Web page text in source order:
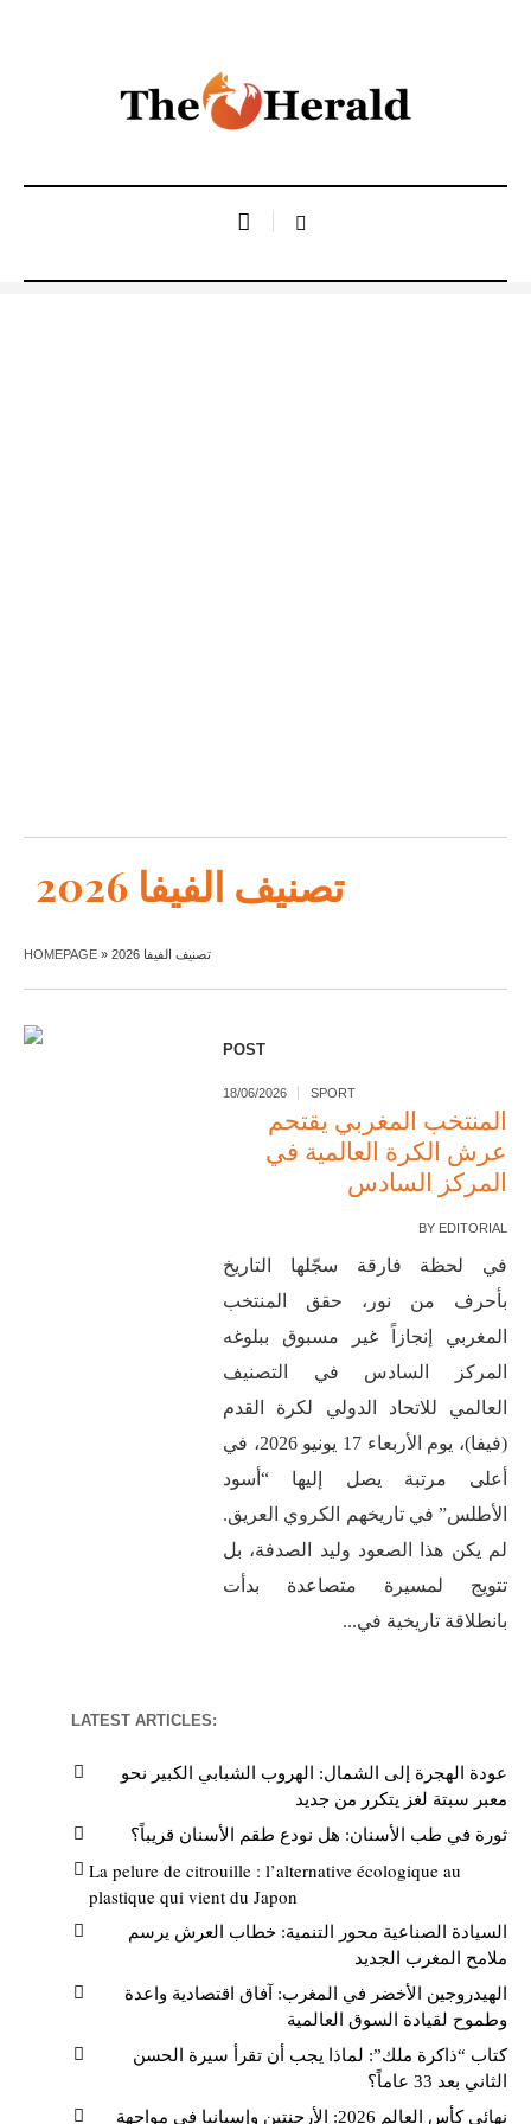
تصنيف الفيفا 2026
HOMEPAGE » تصنيف الفيفا 2026
POST
18/06/2026 SPORT
المنتخب المغربي يقتحم
عرش الكرة العالمية في
المركز السادس
BY EDITORIAL
في لحظة فارقة سجّلها التاريخ
بأحرف من نور، حقق المنتخب
المغربي إنجازاً غير مسبوق ببلوغه
المركز السادس في التصنيف
العالمي للاتحاد الدولي لكرة القدم
(فيفا)، يوم الأربعاء 17 يونيو 2026، في
أعلى مرتبة يصل إليها “أسود
الأطلس” في تاريخهم الكروي العريق.
لم يكن هذا الصعود وليد الصدفة، بل
تتويج لمسيرة متصاعدة بدأت
بانطلاقة تاريخية في...
LATEST ARTICLES:
عودة الهجرة إلى الشمال: الهروب الشبابي الكبير نحو
معبر سبتة لغز يتكرر من جديد
ثورة في طب الأسنان: هل نودع طقم الأسنان قريباً؟
La pelure de citrouille : l’alternative écologique au
plastique qui vient du Japon
السيادة الصناعية محور التنمية: خطاب العرش يرسم
ملامح المغرب الجديد
الهيدروجين الأخضر في المغرب: آفاق اقتصادية واعدة
وطموح لقيادة السوق العالمية
كتاب “ذاكرة ملك”: لماذا يجب أن تقرأ سيرة الحسن
الثاني بعد 33 عاماً؟
نهائي كأس العالم 2026: الأرجنتين وإسبانيا في مواجهة